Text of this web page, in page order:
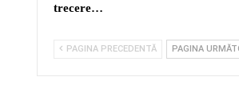
trecere…
PAGINA PRECEDENTĂ PAGINA